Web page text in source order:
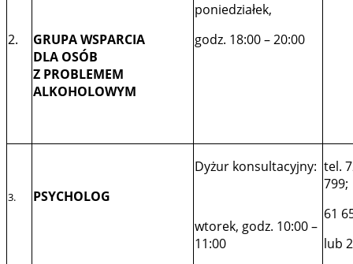
2.
GRUPA WSPARCIA
DLA OSÓB
Z PROBLEMEM
ALKOHOLOWYM
poniedziałek,
godz. 18:00 – 20:00
3. PSYCHOLOG
Dyżur konsultacyjny:
wtorek, godz. 10:00 –
11:00
tel.
799;
61
lub